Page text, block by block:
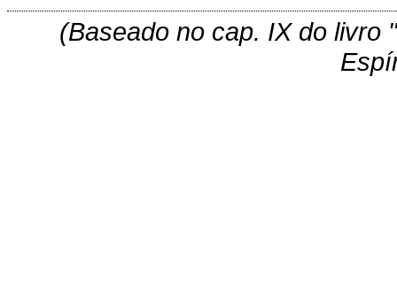
(Baseado no cap. IX do livro